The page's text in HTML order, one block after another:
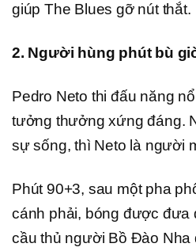
giúp The Blues gỡ nút thắt.
2. Người hùng phút bù
Pedro Neto thi đấu năng
tưởng thưởng xứng đáng.
sự sống, thì Neto là người
Phút 90+3, sau một pha
cánh phải, bóng được đưa
cầu thủ người Bồ Đào Nha